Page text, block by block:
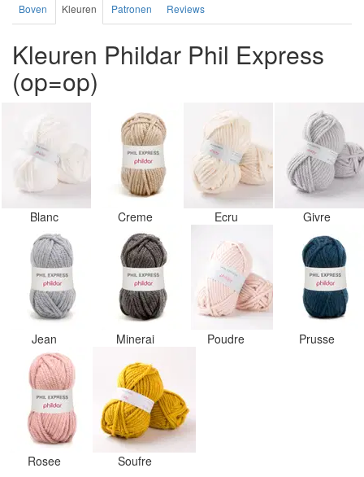
Boven Kleuren Patronen Reviews
Kleuren Phildar Phil Express
(op=op)
Blanc Creme Ecru Givre
Jean Minerai Poudre Prusse
Rosee Soufre